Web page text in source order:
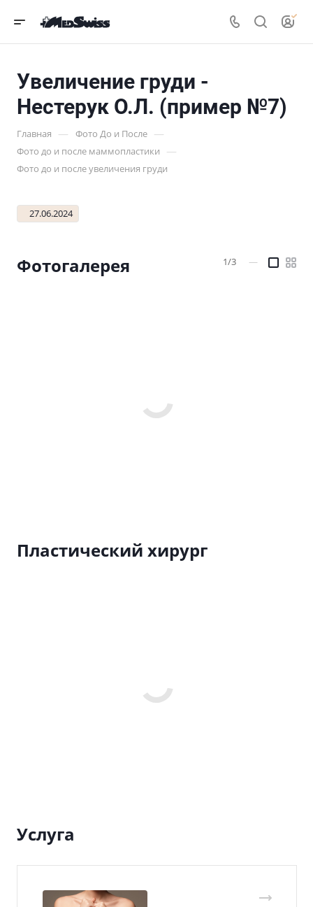
Увеличение груди -
Нестерук О.Л. (пример №7)
Главная — Фото До и После —
Фото до и после маммопластики —
Фото до и после увеличения груди
27.06.2024
Фотогалерея 1/3 —
Пластический хирург
Услуга